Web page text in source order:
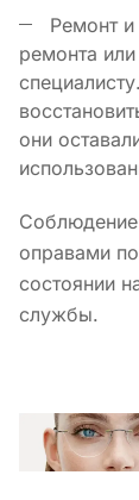
Ремонт
ремонта
они
оправами
состоянии
службы.